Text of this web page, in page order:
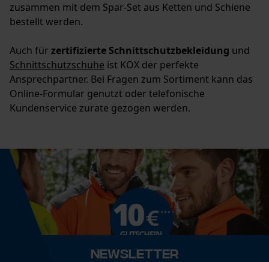
zusammen mit dem Spar-Set aus Ketten und Schiene
bestellt werden.
Auch für zertifizierte Schnittschutzbekleidung und
Schnittschutzschuhe ist KOX der perfekte
Ansprechpartner. Bei Fragen zum Sortiment kann das
Online-Formular genutzt oder telefonische
Kundenservice zurate gezogen werden.
Newsletter